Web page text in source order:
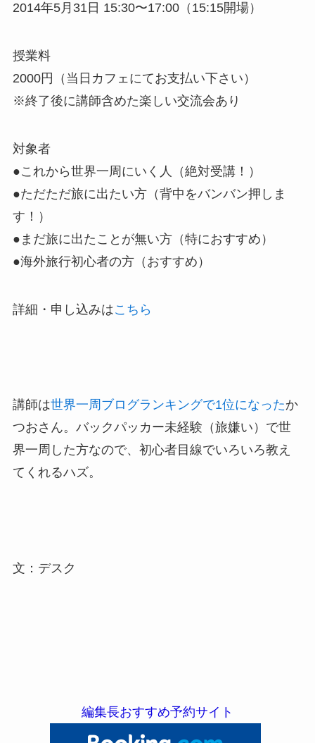
2014年5月31日 15:30〜17:00（15:15開場）
授業料
2000円（当日カフェにてお支払い下さい）
※終了後に講師含めた楽しい交流会あり
対象者
●これから世界一周にいく人（絶対受講！）
●ただただ旅に出たい方（背中をバンバン押しま
す！）
●まだ旅に出たことが無い方（特におすすめ）
●海外旅行初心者の方（おすすめ）
詳細・申し込みはこちら
講師は世界一周ブログランキングで1位になったか
つおさん。バックパッカー未経験（旅嫌い）で世
界一周した方なので、初心者目線でいろいろ教え
てくれるハズ。
文：デスク
編集長おすすめ予約サイト